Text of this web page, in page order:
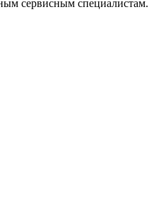
сервисным специалистам.